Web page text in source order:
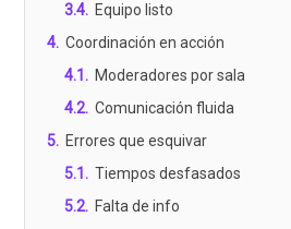
3.4. Equipo listo
4. Coordinación en acción
4.1 . Moderadores por sala
4.2. Comunicación fluida
5. Errores que esquivar
5.1 . Tiempos desfasados
5.2. Falta de info